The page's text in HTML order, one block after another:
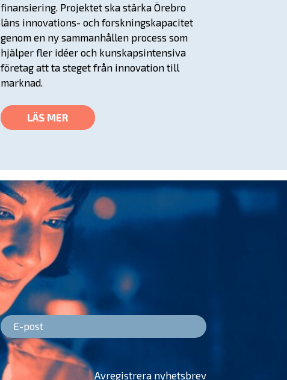
finansiering. Projektet ska stärka Örebro
läns innovations- och forskningskapacitet
genom en ny sammanhållen process som
hjälper fler idéer och kunskapsintensiva
företag att ta steget från innovation till
marknad.
LÄS MER
Avregistrera nyhetsbrev